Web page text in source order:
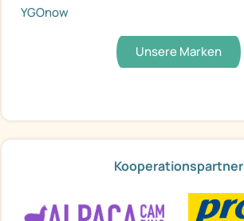
YGOnow
Unsere Marken
Kooperationspartner